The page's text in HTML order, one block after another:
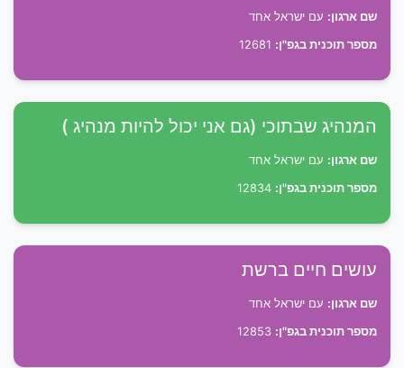
שם ארגון: עם ישראל אחד
מספר תוכנית בגפ"ן:
המנהיג שבתוכי (גם אני יכול להיות מנהיג )
שם ארגון: עם ישראל אחד
מספר תוכנית בגפ"ן:
עושים חיים ברשת
שם ארגון: עם ישראל אחד
מספר תוכנית בגפ"ן: